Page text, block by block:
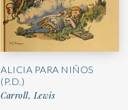
ALICIA PARA NIÑOS
(P.D.)
Carroll, Lewis